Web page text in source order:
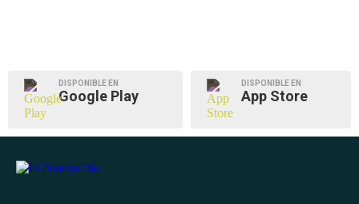
DISPONIBLE EN
Google Play
DISPONIBLE EN
App Store